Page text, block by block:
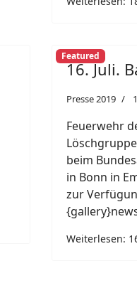
Featured
16. Juli.
Presse 2019
Feuerwehr
beim
in Bonn in
zur
Weiterlesen: